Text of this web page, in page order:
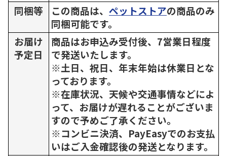
同梱等
この商品は、 ペットストアの商品のみ
同梱可能です。
お届け
予定日
商品はお申込み受付後、7営業日程度
で発送いたします。
※土日、祝日、年末年始は休業日とな
っております。
※在庫状況、天候や交通事情などによ
って、お届けが遅れることがございま
すので予めご了承ください。
※コンビニ決済、PayEasyでのお支払
いはご入金確認後の発送となります。